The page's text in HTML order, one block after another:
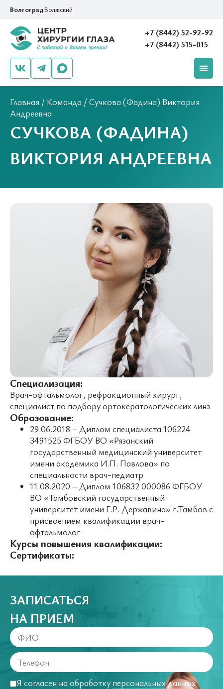
ВолгоградВолжский
+7 (8442) 52-92-92
+7 (8442) 515-015
Главная / Команда / Сучкова (Фадина) Виктория
Андреевна
СУЧКОВА (ФАДИНА)
ВИКТОРИЯ АНДРЕЕВНА
Специализация:
Врач-офтальмолог, рефракционный хирург,
специалист по подбору ортокератологических линз
Образование:
29.06.2018 – Диплом специалиста 106224
3491525 ФГБОУ ВО «Рязанский
государственный медицинский университет
имени академика И.П. Павлова» по
специальности врач-педиатр
11.08.2020 – Диплом 106832 000086 ФГБОУ
ВО «Тамбовский государственный
университет имени Г.Р. Державина» г.Тамбов с
присвоением квалификации врач-
офтальмолог
Курсы повышения квалификации:
Сертификаты:
ЗАПИСАТЬСЯ
НА ПРИЕМ
Я согласен на обработку персональных данных